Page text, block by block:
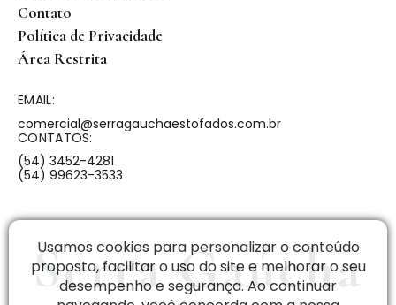
Usamos cookies para personalizar o conteúdo
proposto, facilitar o uso do site e melhorar o seu
desempenho e segurança. Ao continuar
Contato
Política de Privacidade
Área Restrita
EMAIL:
comercial@serragauchaestofados.com.br
CONTATOS:
(54) 3452-4281
(54) 99623-3533
Serra Gaúcha